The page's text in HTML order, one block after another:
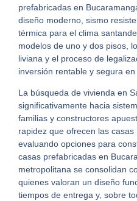
prefabricadas en
diseño moderno, sismo
térmica para el clima
modelos de uno y dos pisos,
liviana y el proceso de
inversión rentable y segura
La búsqueda de vivienda en
significativamente hacia
familias y constructores
rapidez que ofrecen las
evaluando opciones para
casas prefabricadas en
metropolitana se consolidan
quienes valoran un diseño
tiempos de entrega y, sobre